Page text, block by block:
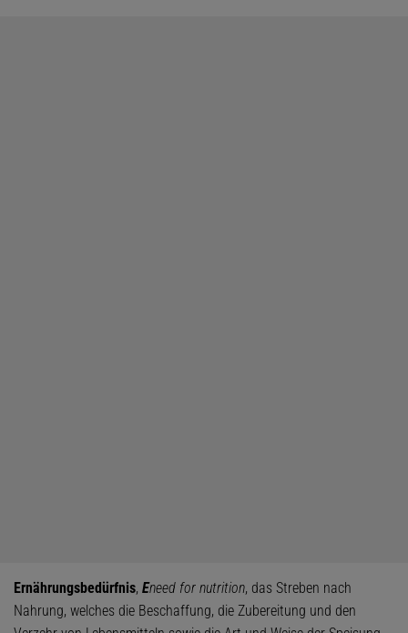
Ernährungsbedürfnis, Eneed for nutrition, das Streben nach
Nahrung, welches die Beschaffung, die Zubereitung und den